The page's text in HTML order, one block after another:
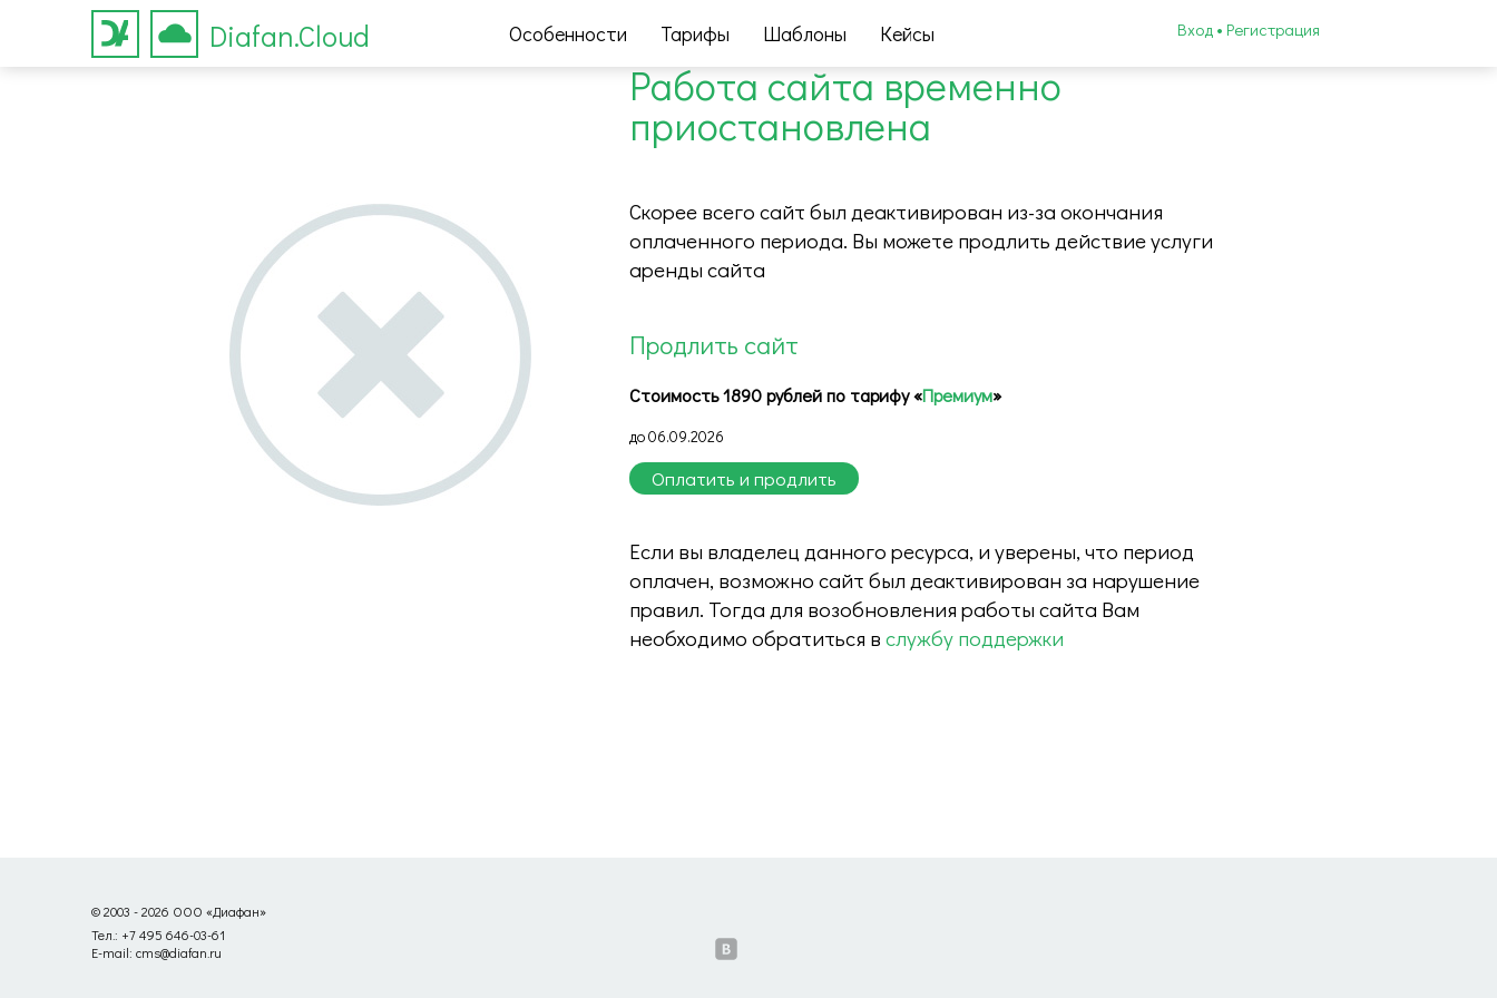
Diafan.Cloud Особенности Тарифы Шаблоны Кейсы Вход • Регистрация
Работа сайта временно
приостановлена
Скорее всего сайт был деактивирован из-за окончания
оплаченного периода. Вы можете продлить действие услуги
аренды сайта
Продлить сайт
Стоимость 1890 рублей по тарифу «Премиум»
до 06.09.2026
Если вы владелец данного ресурса, и уверены, что период
оплачен, возможно сайт был деактивирован за нарушение
правил. Тогда для возобновления работы сайта Вам
необходимо обратиться в службу поддержки
© 2003 - 2026 ООО «Диафан»
Тел.: +7 495 646-03-61
E-mail: cms@diafan.ru